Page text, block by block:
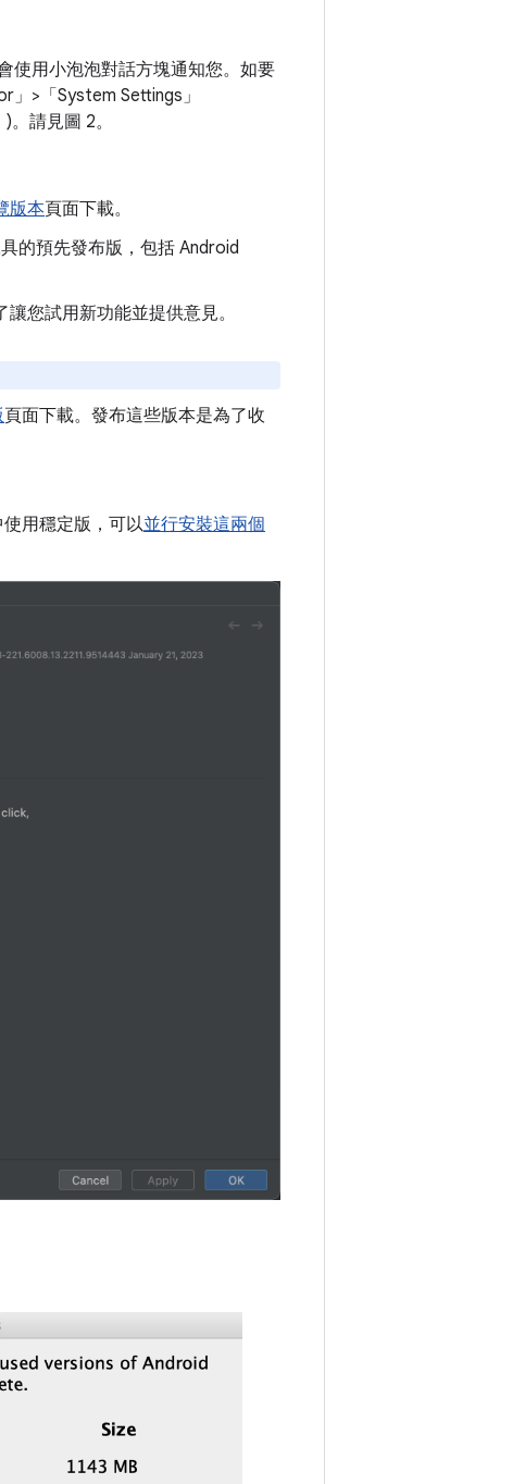
使用小泡泡對話方塊通知您。如要
」 >「System Settings」
)。請見圖 2。
版本頁面下載。
的預先發布版，包括 Android
您試用新功能並提供意見。
頁面下載。發布這些版本是為了收
用穩定版，可以並行安裝這兩個